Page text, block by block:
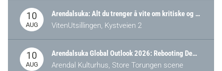
10
AUG
Arendalsuka: Alt du trenger å vite om kritiske og strategiske verdikjeder i Norge
VitenUtsillingen, Kystveien 2
10
AUG
Arendalsuka Global Outlook 2026: Rebooting Democracy for a New World Order
Arendal Kulturhus, Store Torungen scene